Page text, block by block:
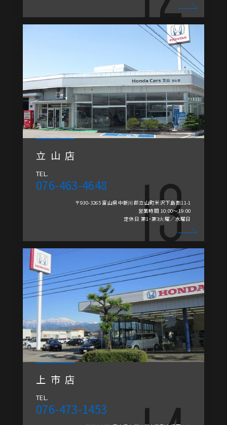
立山店
TEL.
076-463-4648
〒930-3265 富山県中新川郡立山町米沢下島割11-1
営業時間 10:00～19:00
定休日 第1・第3火曜／水曜日
上市店
TEL.
076-473-1453